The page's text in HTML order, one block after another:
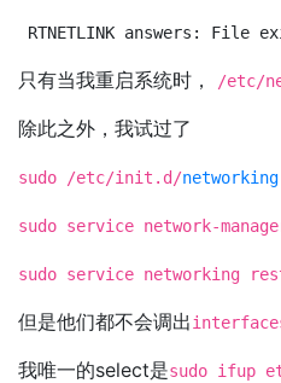
RTNETLINK answers:
只有当我重启系统时， /etc/
除此之外，我试过了
sudo /etc/init.d/networking
sudo service network-
sudo service networking
但是他们都不会调出
我唯一的select是sudo ifup